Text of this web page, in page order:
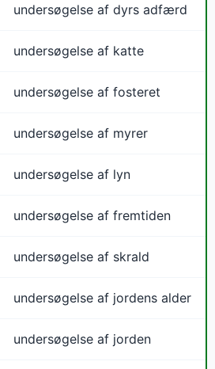
undersøgelse af dyrs adfærd
undersøgelse af katte
undersøgelse af fosteret
undersøgelse af myrer
undersøgelse af lyn
undersøgelse af fremtiden
undersøgelse af skrald
undersøgelse af jordens alder
undersøgelse af jorden